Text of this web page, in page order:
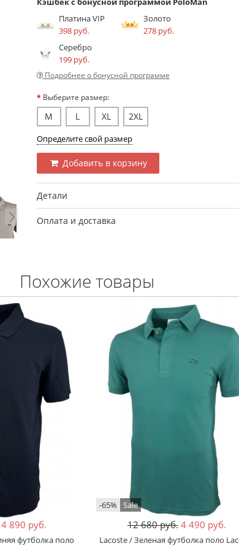
Платина VIP
398 руб.
Золото
278 руб.
Серебро
199 руб.
Подробнее о бонусной программе
Выберите размер:
M L XL 2XL
Определите свой размер
Добавить в корзину
Детали
Оплата и доставка
Похожие товары
4 890 руб.
футболка поло
-65% Sale
12 680 руб. 4 490 руб.
Lacoste / Зеленая футболка поло